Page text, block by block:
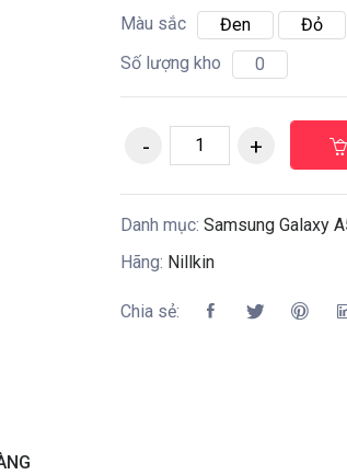
Màu sắc Đen Đỏ
Số lượng kho
0
Danh mục: Samsung Galaxy
Hãng: Nillkin
Chia sẻ: